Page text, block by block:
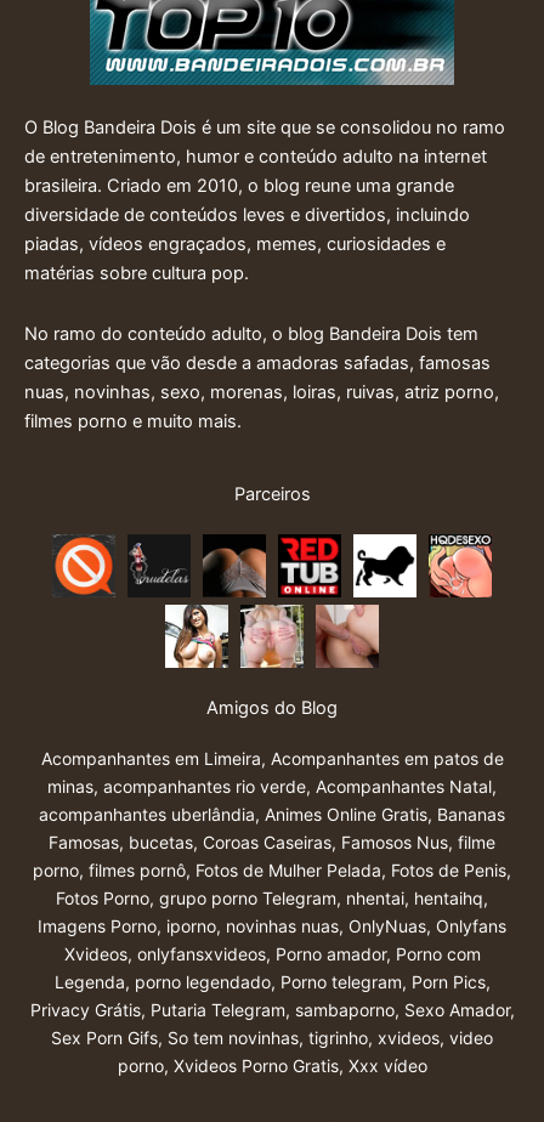
O Blog Bandeira Dois é um site que se consolidou no ramo
de entretenimento, humor e conteúdo adulto na internet
brasileira. Criado em 2010, o blog reune uma grande
diversidade de conteúdos leves e divertidos, incluindo
piadas, vídeos engraçados, memes, curiosidades e
matérias sobre cultura pop.
No ramo do conteúdo adulto, o blog Bandeira Dois tem
categorias que vão desde a amadoras safadas, famosas
nuas, novinhas, sexo, morenas, loiras, ruivas, atriz porno,
filmes porno e muito mais.
Parceiros
Amigos do Blog
Acompanhantes em Limeira, Acompanhantes em patos de
minas, acompanhantes rio verde, Acompanhantes Natal,
acompanhantes uberlândia, Animes Online Gratis, Bananas
Famosas, bucetas, Coroas Caseiras, Famosos Nus, filme
porno, filmes pornô, Fotos de Mulher Pelada, Fotos de Penis,
Fotos Porno, grupo porno Telegram, nhentai, hentaihq,
Imagens Porno, iporno, novinhas nuas, OnlyNuas, Onlyfans
Xvideos, onlyfansxvideos, Porno amador, Porno com
Legenda, porno legendado, Porno telegram, Porn Pics,
Privacy Grátis, Putaria Telegram, sambaporno, Sexo Amador,
Sex Porn Gifs, So tem novinhas, tigrinho, xvideos, video
porno, Xvideos Porno Gratis, Xxx vídeo